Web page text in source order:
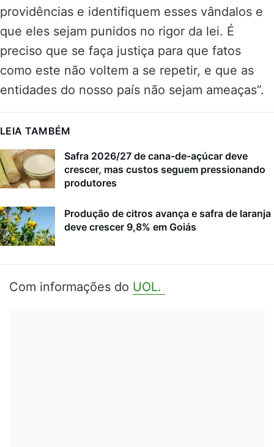
providências e identifiquem esses vândalos e
que eles sejam punidos no rigor da lei. É
preciso que se faça justiça para que fatos
como este não voltem a se repetir, e que as
entidades do nosso país não sejam ameaças”.
LEIA TAMBÉM
Safra 2026/27 de cana-de-açúcar deve
crescer, mas custos seguem pressionando
produtores
Produção de citros avança e safra de laranja
deve crescer 9,8% em Goiás
Com informações do UOL.